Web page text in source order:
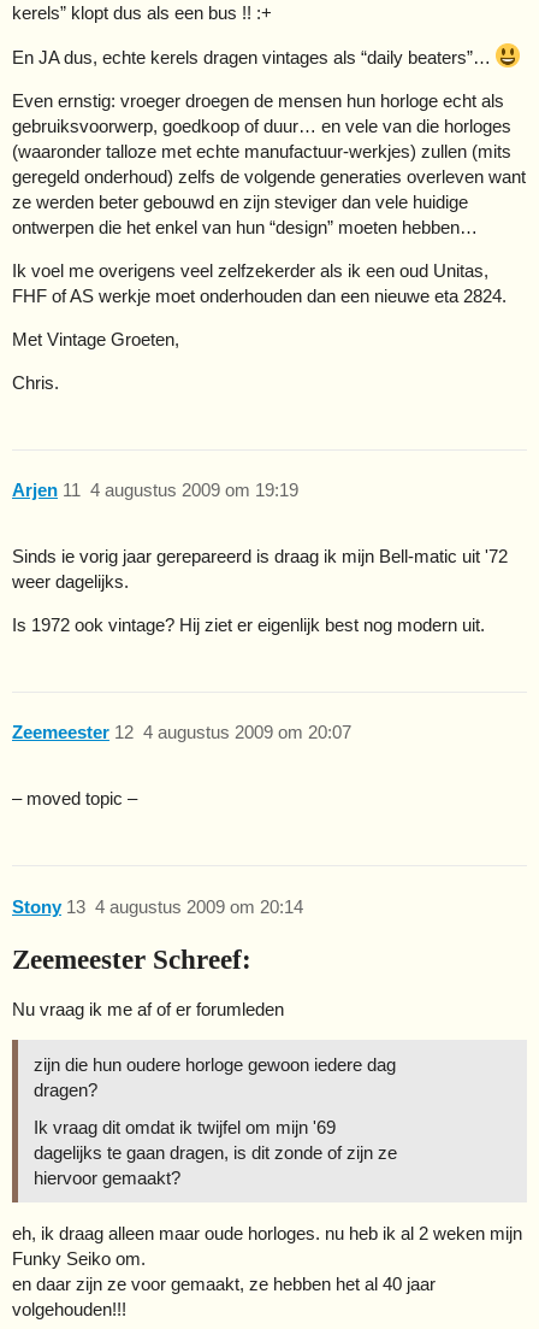
kerels” klopt dus als een bus !! :+
En JA dus, echte kerels dragen vintages als “daily beaters”…
Even ernstig: vroeger droegen de mensen hun horloge echt als
gebruiksvoorwerp, goedkoop of duur… en vele van die horloges
(waaronder talloze met echte manufactuur-werkjes) zullen (mits
geregeld onderhoud) zelfs de volgende generaties overleven want
ze werden beter gebouwd en zijn steviger dan vele huidige
ontwerpen die het enkel van hun “design” moeten hebben…
Ik voel me overigens veel zelfzekerder als ik een oud Unitas,
FHF of AS werkje moet onderhouden dan een nieuwe eta 2824.
Met Vintage Groeten,
Chris.
Arjen 4 augustus 2009 om 19:19
11
Sinds ie vorig jaar gerepareerd is draag ik mijn Bell-matic uit '72
weer dagelijks.
Is 1972 ook vintage? Hij ziet er eigenlijk best nog modern uit.
Zeemeester 4 augustus 2009 om 20:07
12
– moved topic –
Stony 4 augustus 2009 om 20:14
13
Zeemeester Schreef:
Nu vraag ik me af of er forumleden
zijn die hun oudere horloge gewoon iedere dag
dragen?
Ik vraag dit omdat ik twijfel om mijn '69
dagelijks te gaan dragen, is dit zonde of zijn ze
hiervoor gemaakt?
eh, ik draag alleen maar oude horloges. nu heb ik al 2 weken mijn
Funky Seiko om.
en daar zijn ze voor gemaakt, ze hebben het al 40 jaar
volgehouden!!!